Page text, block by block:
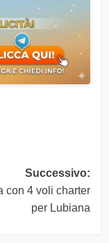
Successivo:
con 4 voli charter
per Lubiana